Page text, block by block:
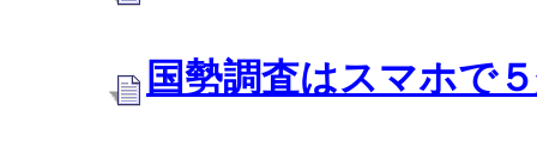
国勢調査はスマホで